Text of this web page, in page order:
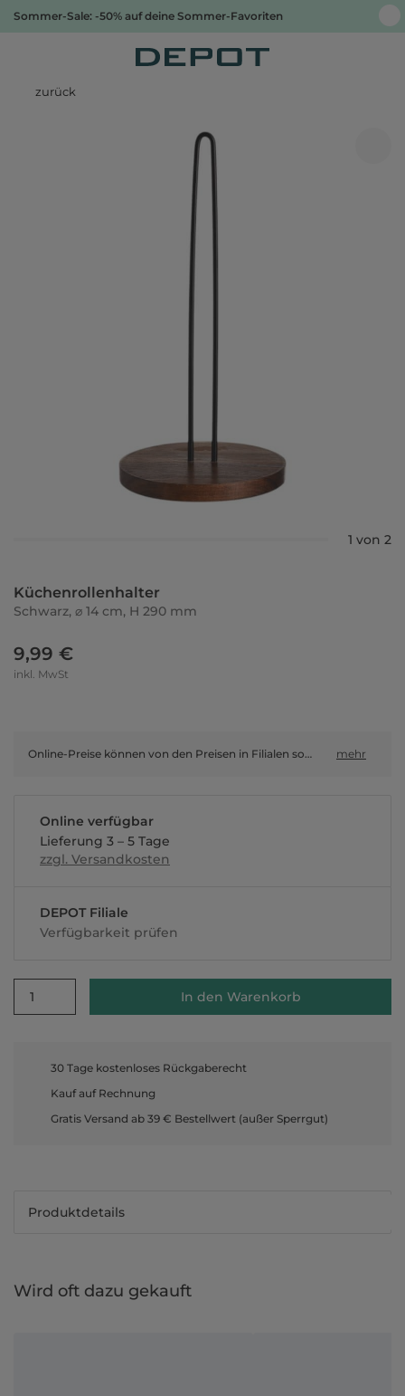
Sommer-Sale: -50% auf deine Sommer-Favoriten
zurück
1 von 2
Küchenrollenhalter
Schwarz, ⌀ 14 cm, H 290 mm
9,99 €
inkl. MwSt
Online-Preise können von den Preisen in Filialen sowie Shop-in-Shop-Flächen abweichen. mehr
Online verfügbar
Lieferung 3 – 5 Tage
zzgl. Versandkosten
DEPOT Filiale
Verfügbarkeit prüfen
1 In den Warenkorb
30 Tage kostenloses Rückgaberecht
Kauf auf Rechnung
Gratis Versand ab 39 € Bestellwert (außer Sperrgut)
Produktdetails
Wird oft dazu gekauft